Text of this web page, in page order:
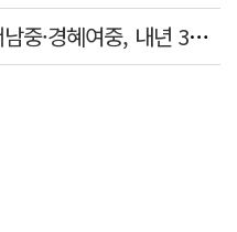
'학생 수 급감' 대구 장성초·서남중·경혜여중, 내년 3월 인근 학교와 통합